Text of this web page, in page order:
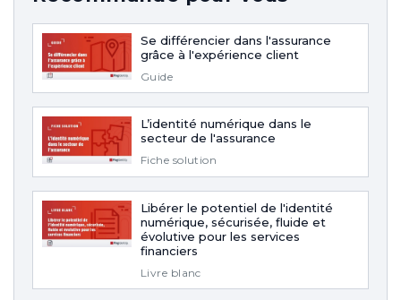
Se différencier dans l'assurance
grâce à l'expérience client
Guide
L’identité numérique dans le
secteur de l'assurance
Fiche solution
Libérer le potentiel de l'identité
numérique, sécurisée, fluide et
évolutive pour les services
financiers
Livre blanc